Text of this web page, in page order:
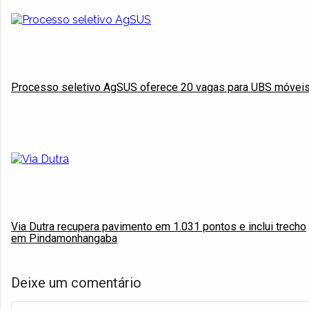
Processo seletivo AgSUS oferece 20 vagas para UBS
Via Dutra recupera pavimento em 1.031 pontos e inclui trecho
em Pindamonhangaba
Deixe um comentário